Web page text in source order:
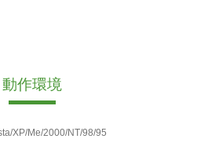
動作環境
XP/Me/2000/NT/98/95